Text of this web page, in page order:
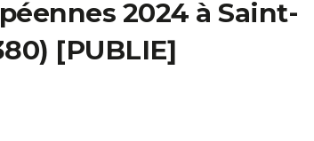
2024 à Saint-
[PUBLIE]